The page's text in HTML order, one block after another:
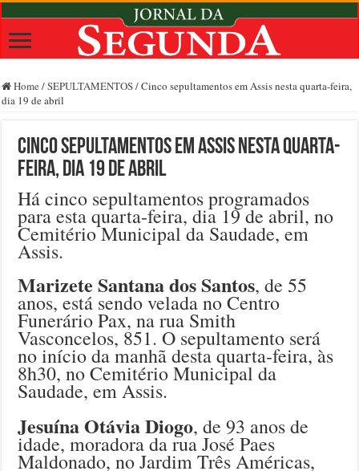
Home /SEPULTAMENTOS/Cinco sepultamentos em Assis nesta quarta-feira,
dia 19 de abril
Cinco sepultamentos em Assis nesta quarta-
feira, dia 19 de abril
Há cinco sepultamentos programados
para esta quarta-feira, dia 19 de abril, no
Cemitério Municipal da Saudade, em
Assis.
Marizete Santana dos Santos, de 55
anos, está sendo velada no Centro
Funerário Pax, na rua Smith
Vasconcelos, 851. O sepultamento será
no início da manhã desta quarta-feira, às
8h30, no Cemitério Municipal da
Saudade, em Assis.
Jesuína Otávia Diogo, de 93 anos de
idade, moradora da rua José Paes
Maldonado, no Jardim Três Américas,